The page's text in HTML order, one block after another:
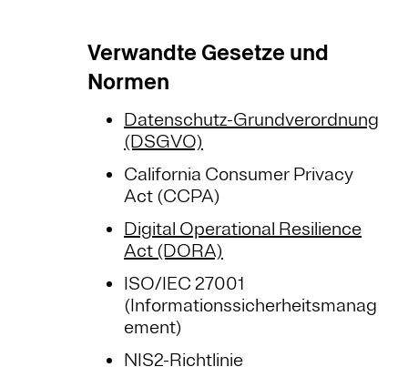
Verwandte Gesetze und
Normen
Datenschutz-Grundverordnung
(DSGVO)
California Consumer Privacy
Act (CCPA)
Digital Operational Resilience
Act (DORA)
ISO/IEC 27001
(Informationssicherheitsmanag
ement)
NIS2-Richtlinie